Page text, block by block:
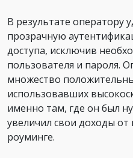
В результате оператору
прозрачную
доступа, исключив
пользователя и пароля.
множество
использовавших
именно там, где он был
увеличил свои доходы
роуминге.